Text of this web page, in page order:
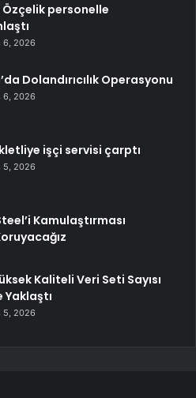
Özçelik personelle
6, 2026
Dolandırıcılık Operasyonu
6, 2026
işçi servisi çarptı
5, 2026
Kamulaştırması
Kaliteli Veri Seti Sayısı
Yaklaştı
5, 2026